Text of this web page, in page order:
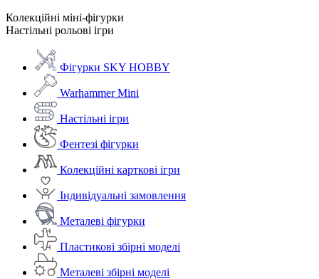
Колекційні міні-фігурки
Настільні рольові ігри
Фігурки SKY HOBBY
Warhammer Mini
Настільні ігри
Фентезі фігурки
Колекційні карткові ігри
Індивідуальні замовлення
Металеві фігурки
Пластикові збірні моделі
Металеві збірні моделі